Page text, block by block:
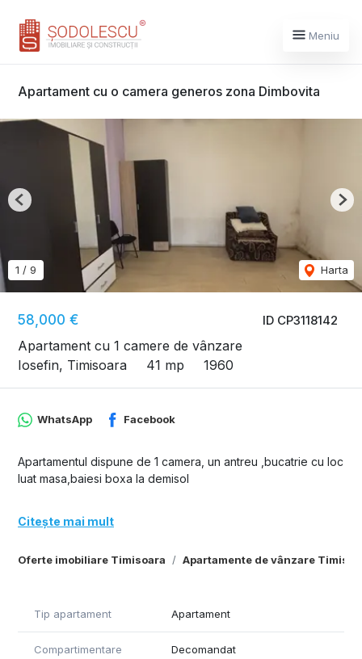
Meniu
Apartament cu o camera generos zona Dimbovita
ID CP3118142
58,000 €
Apartament cu 1 camere de vânzare
Iosefin, Timisoara
41 mp 1960
1 / 9 Harta
Previous
Oferte imobiliare Timisoara Apartamente de vânzare
WhatsApp Facebook
Apartamentul dispune de 1 camera, un antreu ,bucatrie cu loc
luat masa,baiesi boxa la demisol
Citește mai mult
Tip apartament Apartament
Compartimentare Decomandat